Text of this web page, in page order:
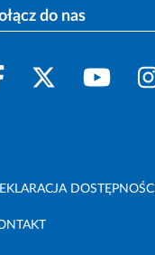
do nas
DOSTĘPNOŚCI